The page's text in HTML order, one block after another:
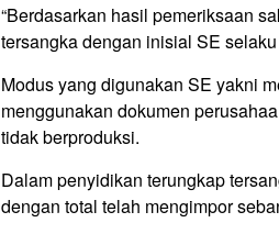
“Berdasarkan hasil pemeriksaan
tersangka dengan inisial SE
Modus yang digunakan SE yakni
menggunakan dokumen
tidak berproduksi.
Dalam penyidikan terungkap
dengan total telah mengimpor